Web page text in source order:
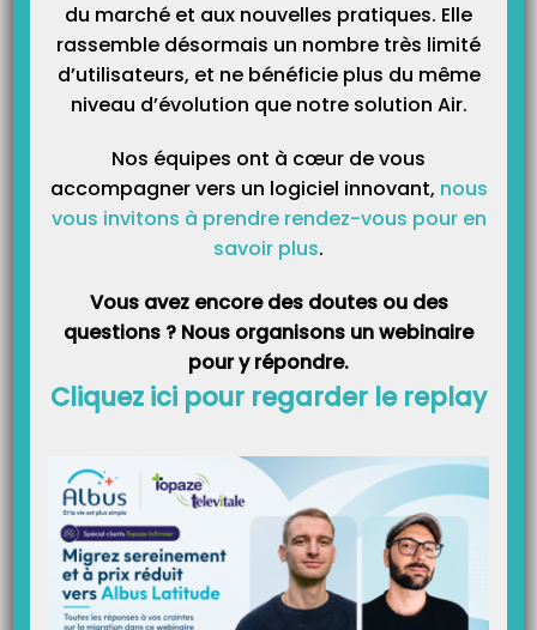
Catégories
du marché et aux nouvelles pratiques. Elle
rassemble désormais un nombre très limité
d’utilisateurs, et ne bénéficie plus du même
niveau d’évolution que notre solution Air.
Nos équipes ont à cœur de vous
accompagner vers un logiciel innovant, nous
vous invitons à prendre rendez-vous pour en
savoir plus.
Vous avez encore des doutes ou des
questions ? Nous organisons un webinaire
pour y répondre.
Cliquez ici pour regarder le replay